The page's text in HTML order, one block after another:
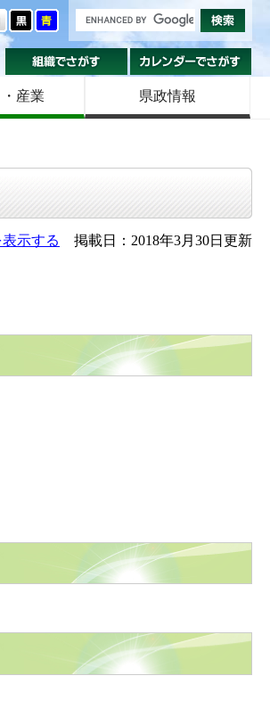
変える
組織でさがす
産業 県政情報
示する
掲載日：2018年3月30日更新